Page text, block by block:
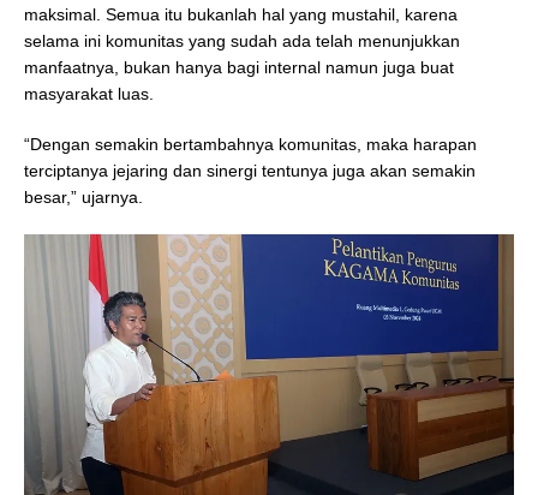
maksimal. Semua itu bukanlah hal yang mustahil, karena
selama ini komunitas yang sudah ada telah menunjukkan
manfaatnya, bukan hanya bagi internal namun juga buat
masyarakat luas.
“Dengan semakin bertambahnya komunitas, maka harapan
terciptanya jejaring dan sinergi tentunya juga akan semakin
besar,” ujarnya.